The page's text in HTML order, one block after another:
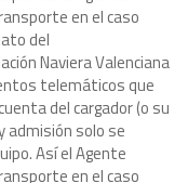
en el caso
del
Naviera Valenciana
telemáticos que
del cargador (o su
admisión solo se
Así el Agente
en el caso